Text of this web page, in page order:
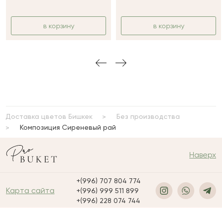
в корзину в корзину
Доставка цветов Бишкек
Без производства
Композиция Сиреневый рай
Наверх
Карта сайта
+(996) 707 804 774
+(996) 999 511 899
+(996) 228 074 744